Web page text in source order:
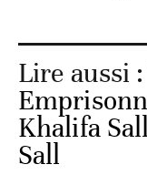
Lire aussi
Khalifa
Sall